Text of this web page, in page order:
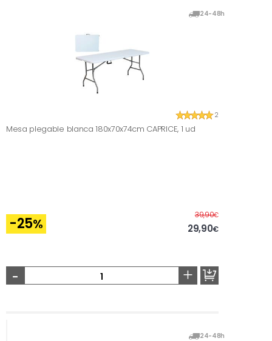
24-48h
2
Mesa plegable blanca 180x70x74cm CAPRICE, 1 ud
-25%
39,90€Before
29,90€
- +
24-48h